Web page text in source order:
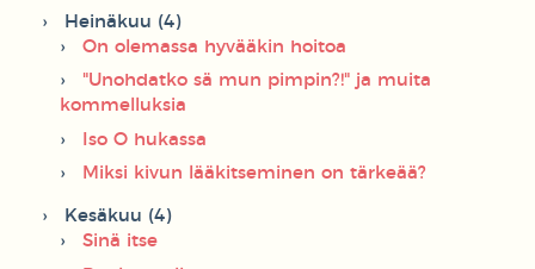
Heinäkuu (4)
On olemassa hyvääkin hoitoa
"Unohdatko sä mun pimpin?!" ja muita
kommelluksia
Iso O hukassa
Miksi kivun lääkitseminen on tärkeää?
Kesäkuu (4)
Sinä itse